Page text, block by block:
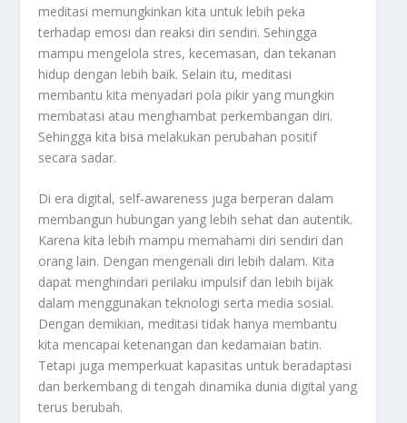
meditasi memungkinkan kita untuk lebih peka
terhadap emosi dan reaksi diri sendiri. Sehingga
mampu mengelola stres, kecemasan, dan tekanan
hidup dengan lebih baik. Selain itu, meditasi
membantu kita menyadari pola pikir yang mungkin
membatasi atau menghambat perkembangan diri.
Sehingga kita bisa melakukan perubahan positif
secara sadar.
Di era digital, self-awareness juga berperan dalam
membangun hubungan yang lebih sehat dan autentik.
Karena kita lebih mampu memahami diri sendiri dan
orang lain. Dengan mengenali diri lebih dalam. Kita
dapat menghindari perilaku impulsif dan lebih bijak
dalam menggunakan teknologi serta media sosial.
Dengan demikian, meditasi tidak hanya membantu
kita mencapai ketenangan dan kedamaian batin.
Tetapi juga memperkuat kapasitas untuk beradaptasi
dan berkembang di tengah dinamika dunia digital yang
terus berubah.